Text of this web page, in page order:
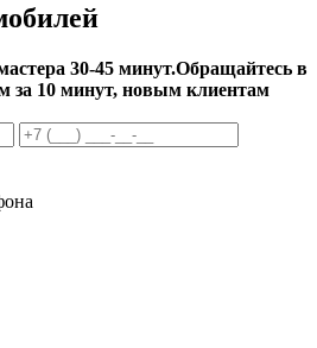
30-45 минут.Обращайтесь в
за 10 минут, новым клиентам